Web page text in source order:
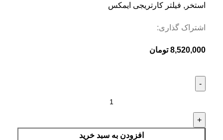
استخر , فیلتر کارتریجی ایمکس
اشتراک گذاری:
8,520,000 تومان
افزودن به سبد خرید